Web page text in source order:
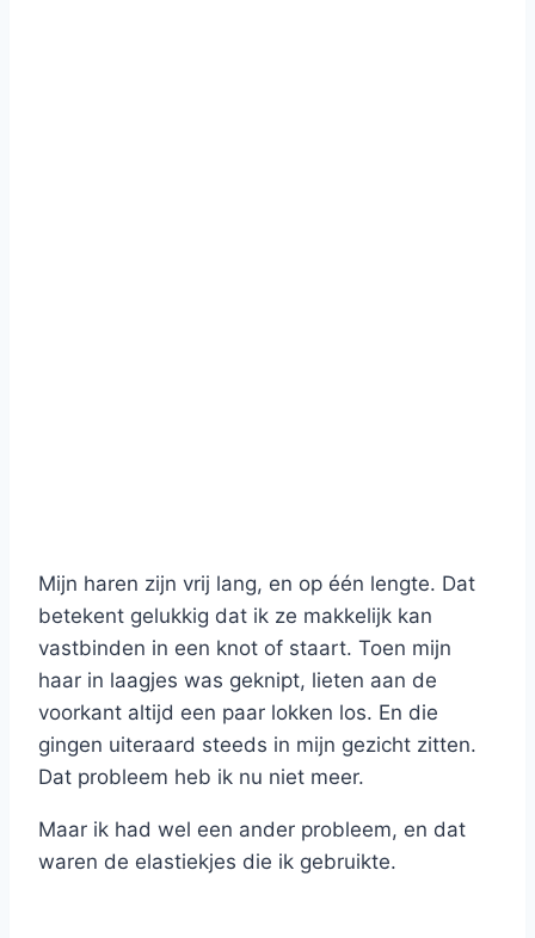
Mijn haren zijn vrij lang, en op één lengte. Dat
betekent gelukkig dat ik ze makkelijk kan
vastbinden in een knot of staart. Toen mijn
haar in laagjes was geknipt, lieten aan de
voorkant altijd een paar lokken los. En die
gingen uiteraard steeds in mijn gezicht zitten.
Dat probleem heb ik nu niet meer.
Maar ik had wel een ander probleem, en dat
waren de elastiekjes die ik gebruikte.